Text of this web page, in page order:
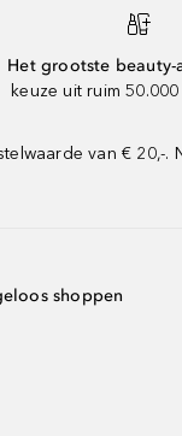
Het grootste beauty-
keuze uit ruim
van €
shoppen